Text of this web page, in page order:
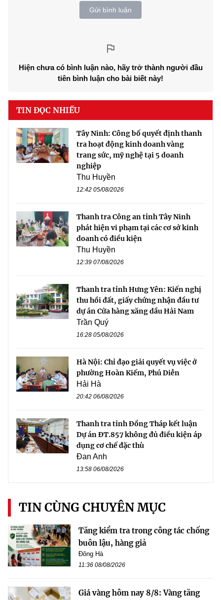
Gửi bình luận
Hiện chưa có bình luận nào, hãy trở thành người đầu
tiên bình luận cho bài biết này!
TIN ĐỌC NHIỀU
Tây Ninh: Công bố quyết định thanh
tra hoạt động kinh doanh vàng
trang sức, mỹ nghệ tại 5 doanh
nghiệp
Thu Huyền
12:42 05/08/2026
Thanh tra Công an tỉnh Tây Ninh
phát hiện vi phạm tại các cơ sở kinh
doanh có điều kiện
Thu Huyền
12:39 07/08/2026
Thanh tra tỉnh Hưng Yên: Kiến nghị
thu hồi đất, giấy chứng nhận đầu tư
dự án Cửa hàng xăng dầu Hải Nam
Trần Quý
16:28 05/08/2026
Hà Nội: Chỉ đạo giải quyết vụ việc ở
phường Hoàn Kiếm, Phú Diễn
Hải Hà
20:42 06/08/2026
Thanh tra tỉnh Đồng Tháp kết luận
Dự án ĐT.857 không đủ điều kiện áp
dụng cơ chế đặc thù
Đan Anh
13:58 06/08/2026
TIN CÙNG CHUYÊN MỤC
Tăng kiểm tra trong công tác chống
buôn lậu, hàng giả
Đông Hà
11:36 08/08/2026
Giá vàng hôm nay 8/8: Vàng tăng